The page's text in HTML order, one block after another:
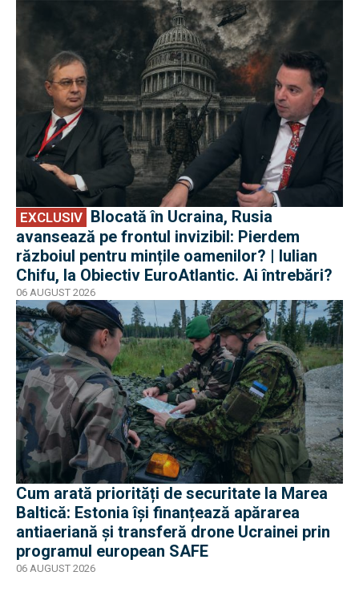
EXCLUSIV
avansează pe frontul invizibil: Pierdem
războiul pentru mințile oamenilor? | Iulian
Chifu, la Obiectiv EuroAtlantic. Ai întrebări?
06 AUGUST 2026
Cum arată priorități de securitate la Marea
Baltică: Estonia își finanțează apărarea
antiaeriană și transferă drone Ucrainei prin
programul european SAFE
06 AUGUST 2026